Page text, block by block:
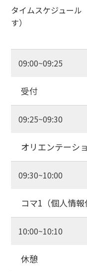
タイムスケジュール
す）
09:00~09:25
受付
09:25~09:30
オリエンテーシ
09:30~10:00
コマ1（個人情報
10:00~10:10
休憩